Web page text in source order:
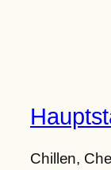
Chillen,